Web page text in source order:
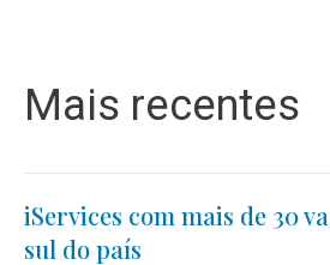
Mais recentes
iServices com mais de 30
sul do país